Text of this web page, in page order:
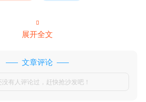

展开全文
文章评论
没有人评论过，赶快抢沙发吧！